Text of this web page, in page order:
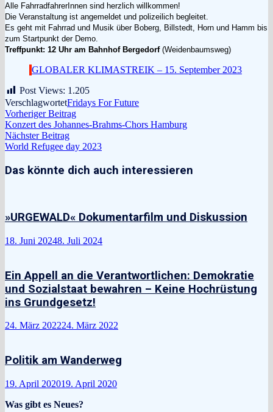
Alle FahrradfahrerInnen sind herzlich willkommen!
Die Veranstaltung ist angemeldet und polizeilich begleitet.
Es geht mit Fahrrad und Musik über Boberg, Billstedt, Horn und Hamm bis
zum Startpunkt der Demo.
Treffpunkt: 12 Uhr am Bahnhof Bergedorf(Weidenbaumsweg)
GLOBALER KLIMASTREIK – 15. September 2023
Post Views: 1.205
VerschlagwortetFridays For Future
Beitragsnavigation
Vorheriger BeitragVorheriger
Beitrag:
Konzert des Johannes-Brahms-Chors Hamburg
Nächster BeitragNächster
Beitrag:
World Refugee day 2023
Das könnte dich auch interessieren
»URGEWALD« Dokumentarfilm und Diskussion
18. Juni 20248. Juli 2024
Ein Appell an die Verantwortlichen: Demokratie
und Sozialstaat bewahren – Keine Hochrüstung
ins Grundgesetz!
24. März 202224. März 2022
Politik am Wanderweg
19. April 202019. April 2020
Was gibt es Neues?